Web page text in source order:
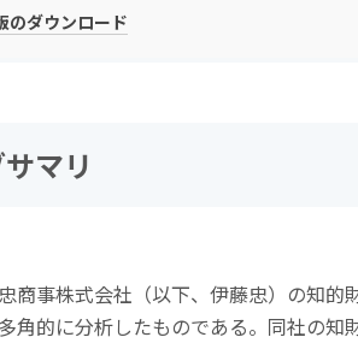
のダウンロード
マリ
商事株式会社（以下、伊藤忠）の知
角的に分析したものである。同社の